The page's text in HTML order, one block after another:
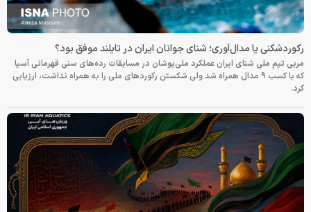
رکوردشکنی یا مدال‌آوری؛ شنای جوانان ایران در تایلند موفق بود؟
مربی تیم ملی شنای ایران عملکرد ملی‌پوشان در مسابقات رده‌های سنی قهرمانی آسیا
که با کسب ۹ مدال همراه شد ولی شکستن رکوردهای ملی را به همراه نداشت، ارزیابی
کرد.